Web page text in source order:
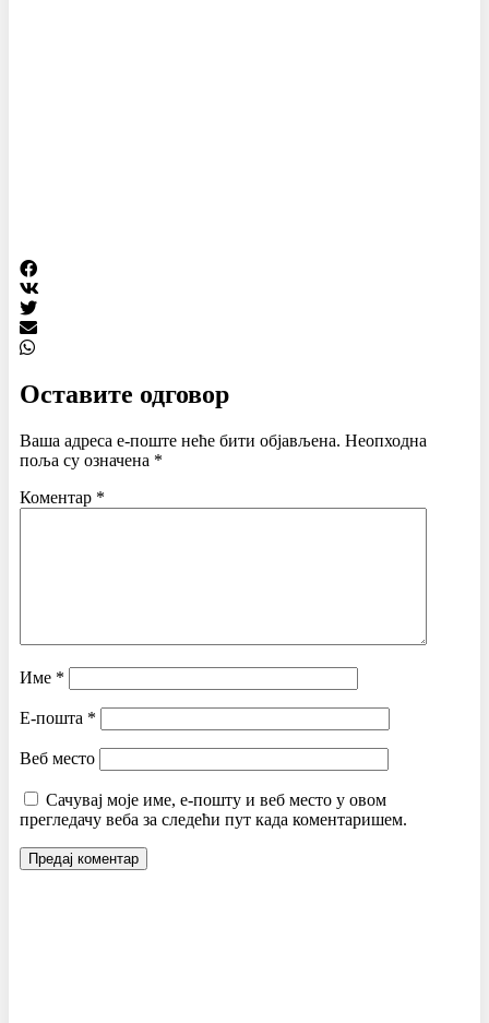
Оставите одговор
Ваша адреса е-поште неће бити објављена. Неопходна
поља су означена *
Коментар *
Име *
Е-пошта *
Веб место
Сачувај моје име, е-пошту и веб место у овом
прегледачу веба за следећи пут када коментаришем.